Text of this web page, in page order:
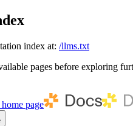
index at: /llms.txt
pages before exploring
home page